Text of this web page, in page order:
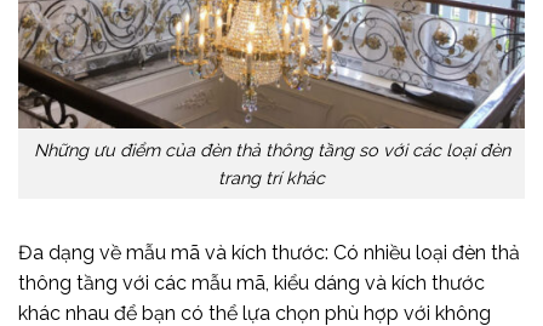
Những ưu điểm của đèn thả thông tầng so với các loại đèn
trang trí khác
Đa dạng về mẫu mã và kích thước: Có nhiều loại đèn thả
thông tầng với các mẫu mã, kiểu dáng và kích thước
khác nhau để bạn có thể lựa chọn phù hợp với không